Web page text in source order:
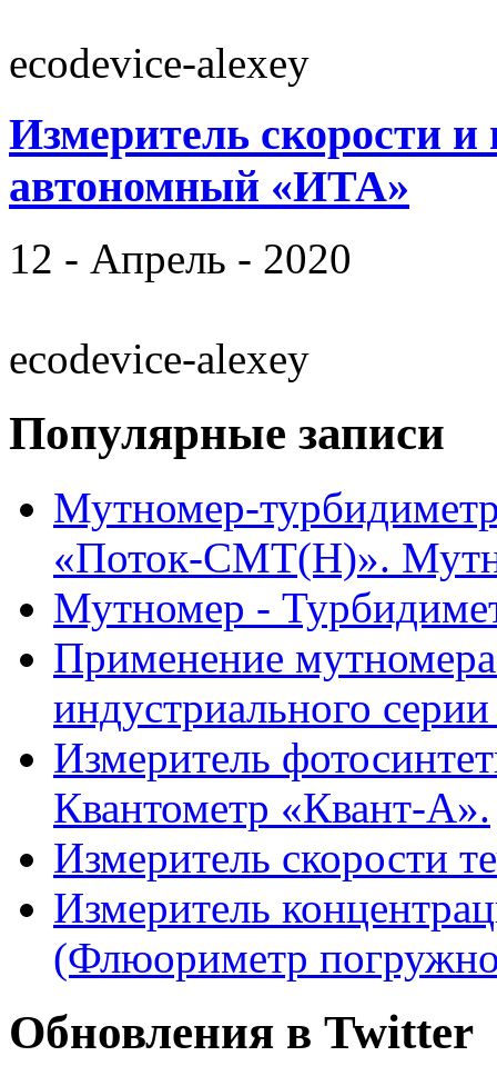
ecodevice-alexey
Измеритель скорости
автономный «ИТА»
12 - Апрель - 2020
ecodevice-alexey
Популярные записи
Мутномер-
«Поток-СМТ(Н)».
Мутномер -
Применение
индустриального
Измеритель
Квантометр «Квант-А».
Измеритель скорости
Измеритель
(Флюориметр
Обновления в Twitter